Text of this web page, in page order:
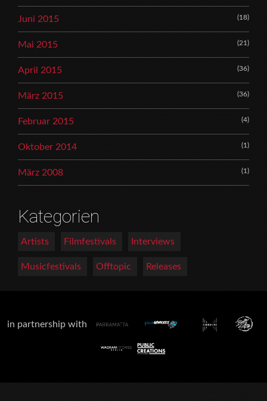
Juni 2015 (18)
Mai 2015 (21)
April 2015 (36)
März 2015 (36)
Februar 2015 (4)
Oktober 2014 (1)
März 2008 (1)
Kategorien
Artists Filmfestivals Interviews
Musicfestivals Offtopic Releases
in partnership with